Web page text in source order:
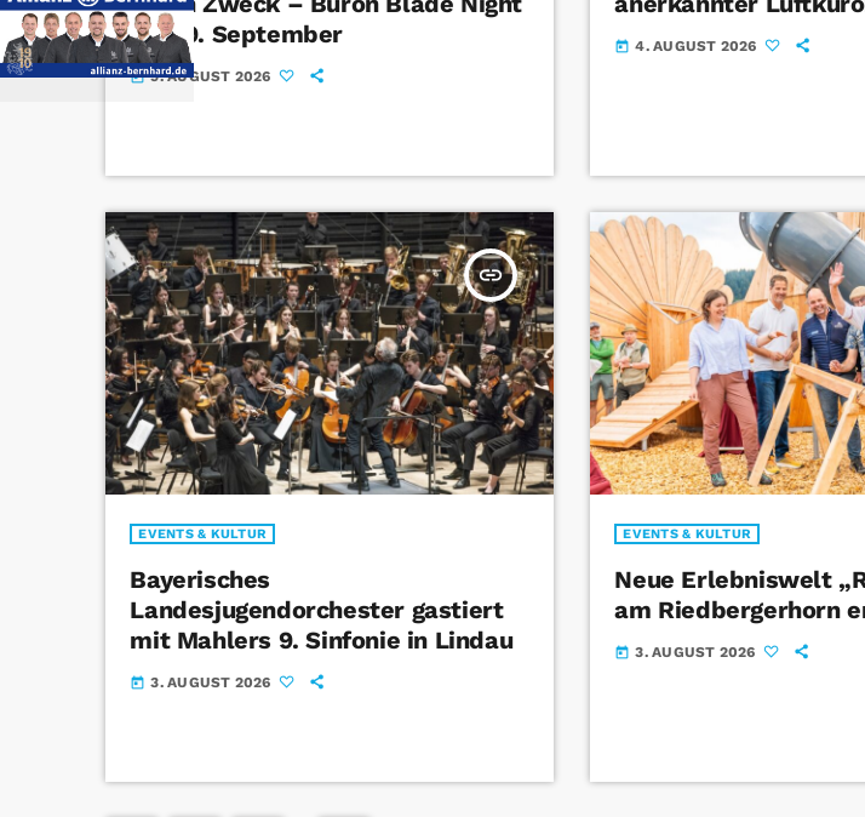
am 19. September
today 5. AUGUST 2026
today 4. AUGUST 2026
insert_link
EVENTS & KULTUR
Bayerisches
Landesjugendorchester gastiert
mit Mahlers 9. Sinfonie in Lindau
today 3. AUGUST 2026
EVENTS & KULTUR
Neue Erlebniswelt
am Riedbergerhorn
today 3. AUGUST 2026